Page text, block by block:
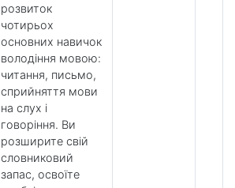
розвиток
чотирьох
основних навичок
володіння мовою:
читання, письмо,
сприйняття мови
на слух і
говоріння. Ви
розширите свій
словниковий
запас, освоїте